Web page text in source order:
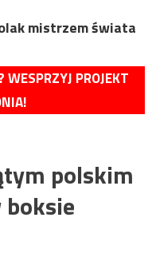
mistrzem świata
WESPRZYJ PROJEKT
polskim